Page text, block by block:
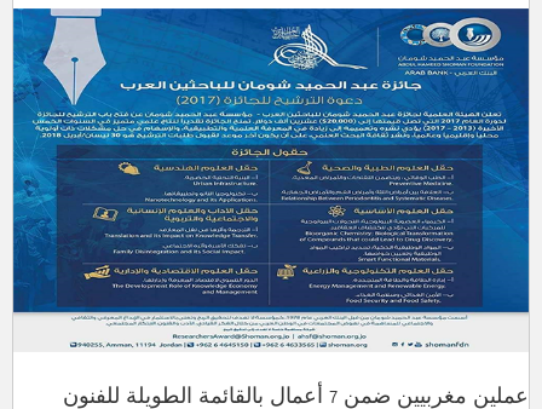
عملين مغربيين ضمن 7 أعمال بالقائمة الطويلة للفنون